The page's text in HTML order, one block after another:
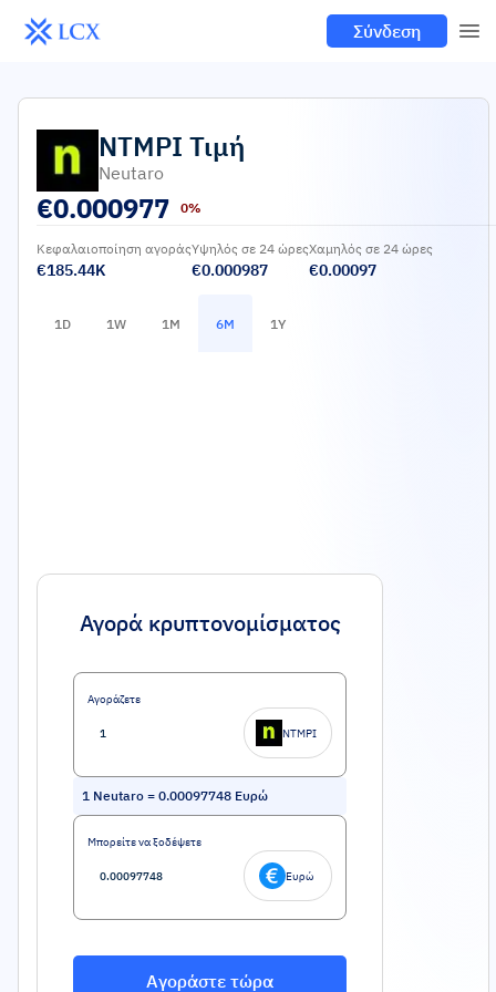
Σύνδεση
NTMPI Τιμή
Neutaro
€0.000977 0%
Κεφαλαιοποίηση αγοράς
€185.44K
Υψηλός σε 24 ώρες
€0.000987
Χαμηλός σε 24 ώρες
€0.00097
1D 1W 1M 6M 1Y
Αγορά κρυπτονομίσματος
Αγοράζετε
NTMPI
1 Neutaro = 0.00097748 Ευρώ
Μπορείτε να ξοδέψετε
Ευρώ
Αγοράστε τώρα